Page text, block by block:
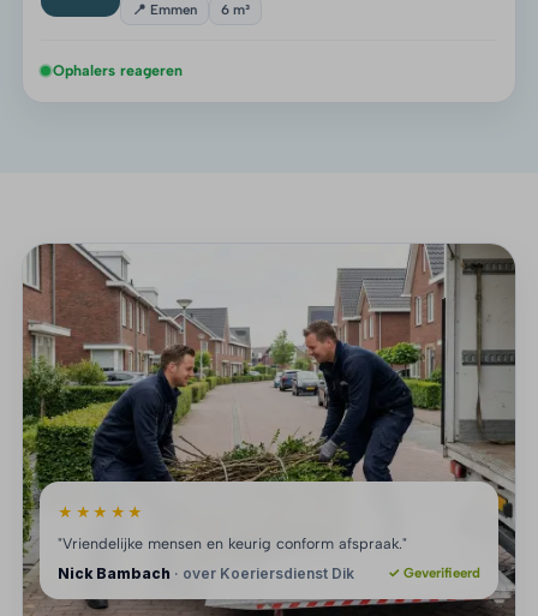
📍 Emmen 6 m³
Ophalers reageren
★★★★★
"Vriendelijke mensen en keurig conform afspraak."
Nick Bambach · over Koeriersdienst Dik ✓ Geverifieerd